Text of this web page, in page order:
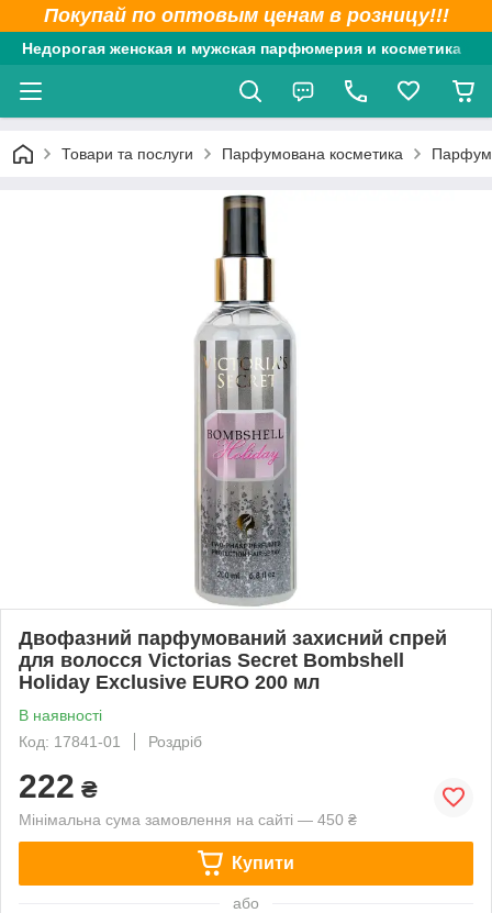
Покупай по оптовым ценам в розницу!!!
Недорогая женская и мужская парфюмерия и косметика
Товари та послуги Парфумована косметика
Двофазний парфумований захисний спрей
для волосся Victorias Secret Bombshell
Holiday Exclusive EURO 200 мл
В наявності
Код: 17841-01
Роздріб
222 ₴
Мінімальна сума замовлення на сайті — 450 ₴
Купити
або